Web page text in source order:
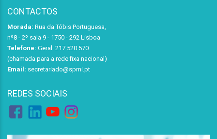
CONTACTOS
Morada: Rua da Tóbis Portuguesa,
nº8 - 2º sala 9 - 1750 - 292 Lisboa
Telefone: Geral: 217 520 570
(chamada para a rede fixa nacional)
Email: secretariado@spmi.pt
REDES SOCIAIS